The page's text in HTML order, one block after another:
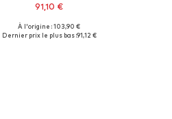
91,10 €
Tailles disponibles: 22, 24, 25
À l'origine : 103,90 €
Dernier prix le plus bas :91,12 €